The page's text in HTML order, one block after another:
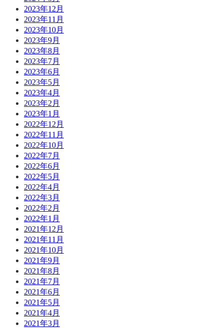
2023年12月
2023年11月
2023年10月
2023年9月
2023年8月
2023年7月
2023年6月
2023年5月
2023年4月
2023年2月
2023年1月
2022年12月
2022年11月
2022年10月
2022年7月
2022年6月
2022年5月
2022年4月
2022年3月
2022年2月
2022年1月
2021年12月
2021年11月
2021年10月
2021年9月
2021年8月
2021年7月
2021年6月
2021年5月
2021年4月
2021年3月